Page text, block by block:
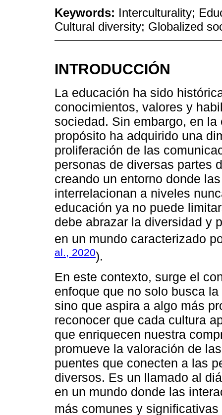
Keywords: Interculturality;
Cultural diversity; Globalized
INTRODUCCIÓN
La educación ha sido
conocimientos, valores y
sociedad. Sin embargo, en
propósito ha adquirido una
proliferación de las
personas de diversas partes
creando un entorno donde
interrelacionan a niveles
educación ya no puede
debe abrazar la diversidad y
en un mundo caracterizado
al., 2020).
En este contexto, surge el
enfoque que no solo busca
sino que aspira a algo más
reconocer que cada cultura
que enriquecen nuestra
promueve la valoración de
puentes que conecten a las
diversos. Es un llamado al
en un mundo donde las
más comunes y significativas